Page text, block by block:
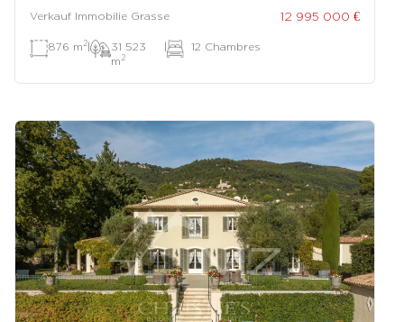
Verkauf Immobilie Grasse 12 995 000 €
876 m 2|
31 523
m 2
| 12 Chambres